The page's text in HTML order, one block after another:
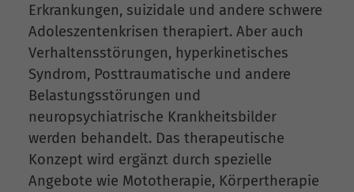
Erkrankungen, suizidale und andere schwere
Adoleszentenkrisen therapiert. Aber auch
Verhaltensstörungen, hyperkinetisches
Syndrom, Posttraumatische und andere
Belastungsstörungen und
neuropsychiatrische Krankheitsbilder
werden behandelt. Das therapeutische
Konzept wird ergänzt durch spezielle
Angebote wie Mototherapie, Körpertherapie